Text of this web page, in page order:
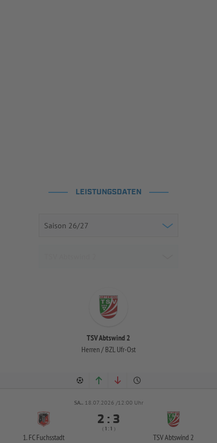
LEISTUNGSDATEN
TSV Abtswind 2
Herren / BZL Ufr-Ost
SA.. 18.07.2026 /12:00 Uhr
1. FC Fuchsstadt
 : 
(  :  )
TSV Abtswind 2